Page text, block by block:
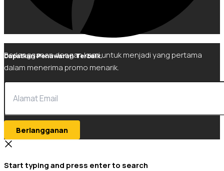
Dapatkan Penawaran Terbaik.
Berlangganan dengan kami untuk menjadi yang pertama
dalam menerima promo menarik.
Berlangganan
Start typing and press enter to search